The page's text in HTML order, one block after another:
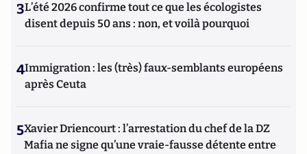
3L’été 2026 confirme tout ce que les écologistes
disent depuis 50 ans : non, et voilà pourquoi
4Immigration : les (très) faux-semblants européens
après Ceuta
5Xavier Driencourt : l’arrestation du chef de la DZ
Mafia ne signe qu’une vraie-fausse détente entre